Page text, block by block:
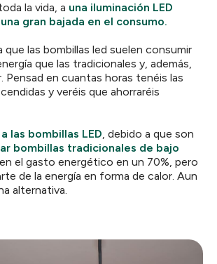
la vida, a una iluminación LED
gran bajada en el consumo.
que las bombillas led suelen consumir
que las tradicionales y, además,
Pensad en cuantas horas tenéis las
y veréis que ahorraréis
las bombillas LED, debido a que son
bombillas tradicionales de bajo
el gasto energético en un 70%, pero
de la energía en forma de calor. Aun
alternativa.